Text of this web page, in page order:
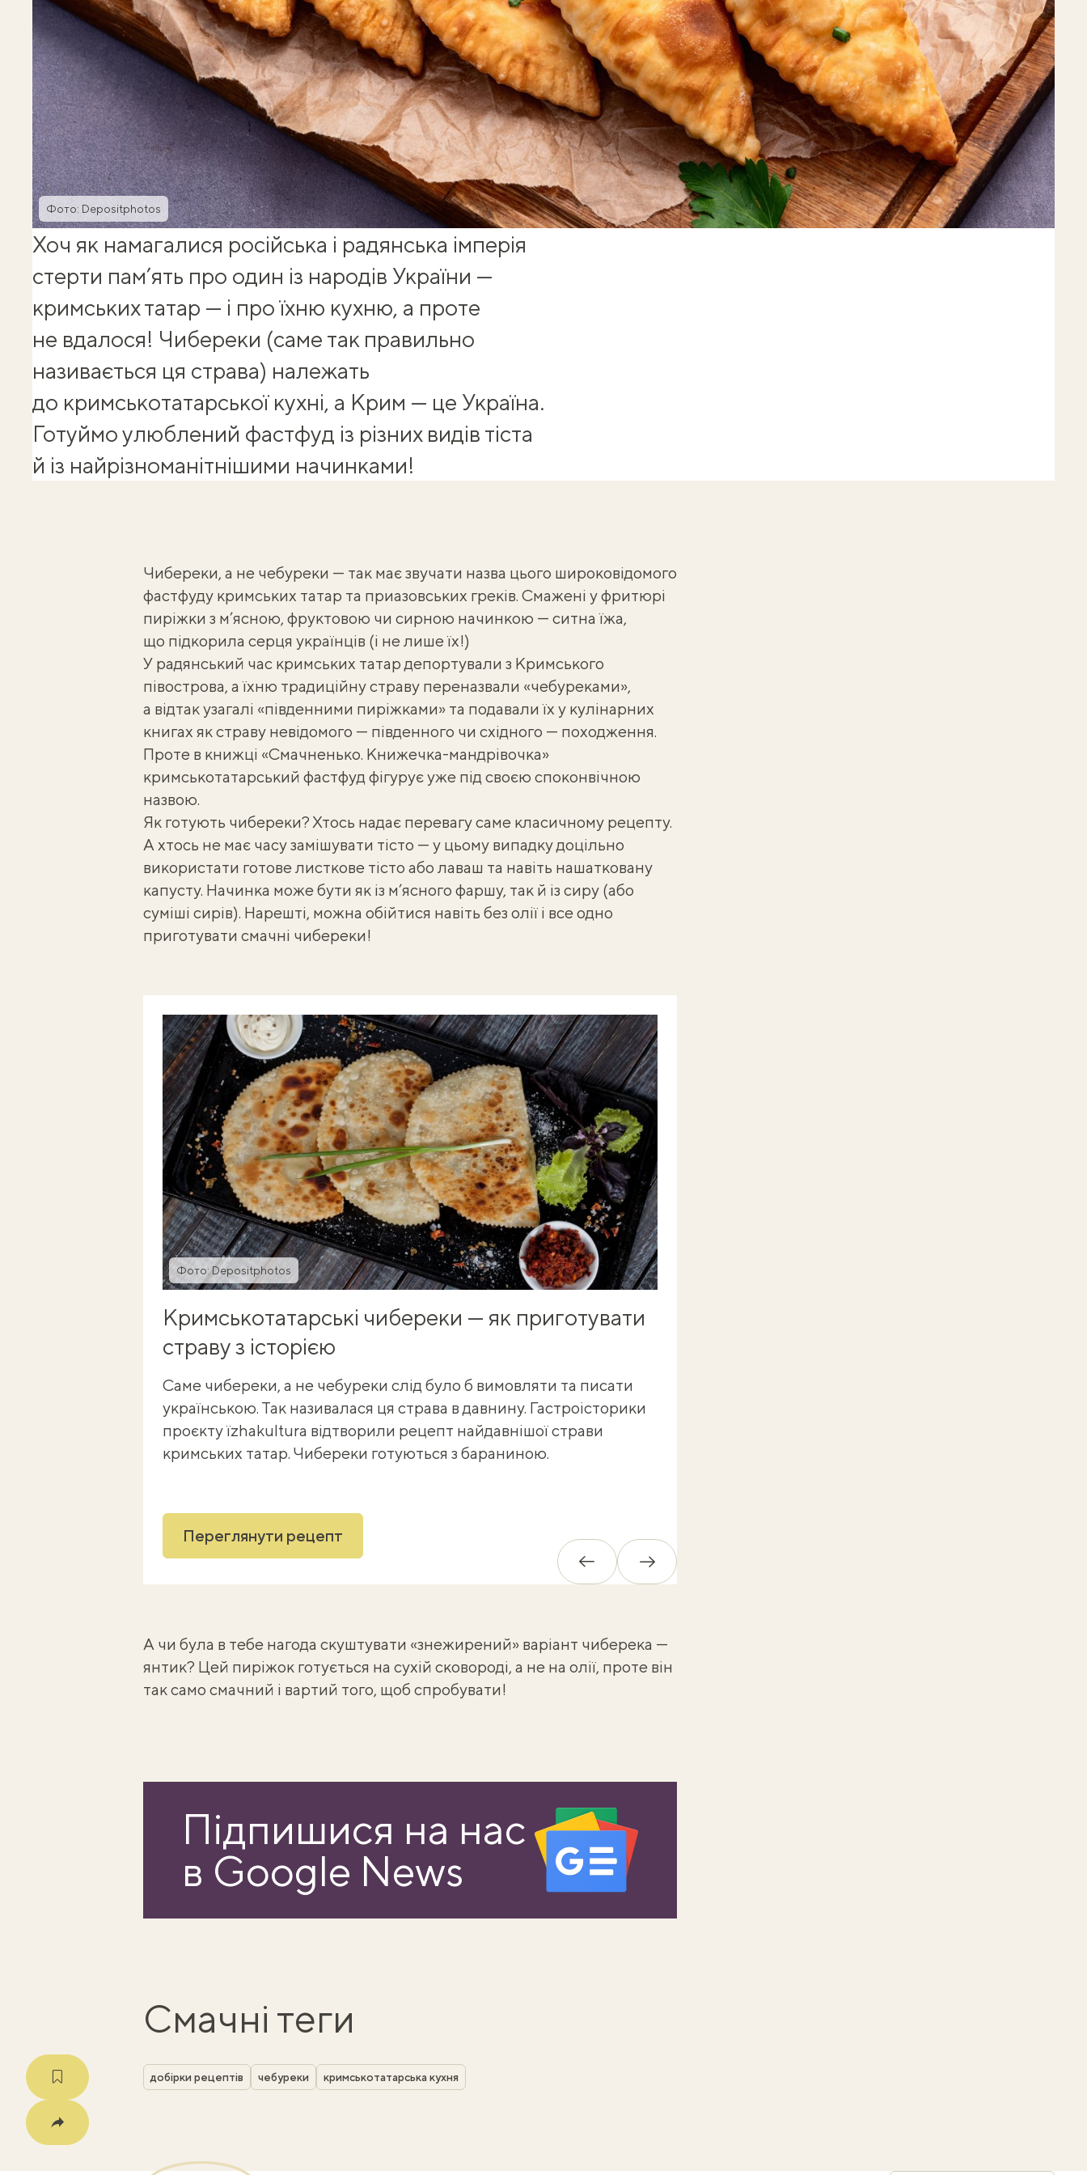
Фото: Depositphotos
Хоч як намагалися російська і радянська імперія
стерти пам’ять про один із народів України —
кримських татар — і про їхню кухню, а проте
не вдалося! Чибереки (саме так правильно
називається ця страва) належать
до кримськотатарської кухні, а Крим — це Україна.
Готуймо улюблений фастфуд із різних видів тіста
й із найрізноманітнішими начинками!
Чибереки, а не чебуреки — так має звучати назва цього широковідомого
фастфуду кримських татар та приазовських греків. Смажені у фритюрі
пиріжки з м’ясною, фруктовою чи сирною начинкою — ситна їжа,
що підкорила серця українців (і не лише їх!)
У радянський час кримських татар депортували з Кримського
півострова, а їхню традиційну страву переназвали «чебуреками»,
а відтак узагалі «південними пиріжками» та подавали їх у кулінарних
книгах як страву невідомого — південного чи східного — походження.
Проте в книжці «Смачненько. Книжечка-мандрівочка»
кримськотатарський фастфуд фігурує уже під своєю споконвічною
назвою.
Як готують чибереки? Хтось надає перевагу саме класичному рецепту.
А хтось не має часу замішувати тісто — у цьому випадку доцільно
використати готовелисткове тісто або лаваш та навіть нашатковану
капусту. Начинка може бути як із м’ясного фаршу, так й із сиру (або
суміші сирів). Нарешті, можна обійтися навіть без олії і все одно
приготувати смачні чибереки!
Фото: Depositphotos
Кримськотатарські чибереки — як приготувати
страву з історією
Саме чибереки, а не чебуреки слід було б вимовляти та писати
українською. Так називалася ця страва в давнину. Гастроісторики
проєкту їzhakultura відтворили рецепт найдавнішої страви
кримських татар. Чибереки готуються з бараниною.
Переглянути рецепт
Назад
Вперед
А чи була в тебе нагода скуштувати «знежирений» варіант чиберека —
янтик? Цей пиріжок готується на сухій сковороді, а не на олії, проте він
так само смачний і вартий того, щоб спробувати!
Підпишися на нас
в Google News
Смачні теги
добірки рецептів чебуреки кримськотатарська кухня